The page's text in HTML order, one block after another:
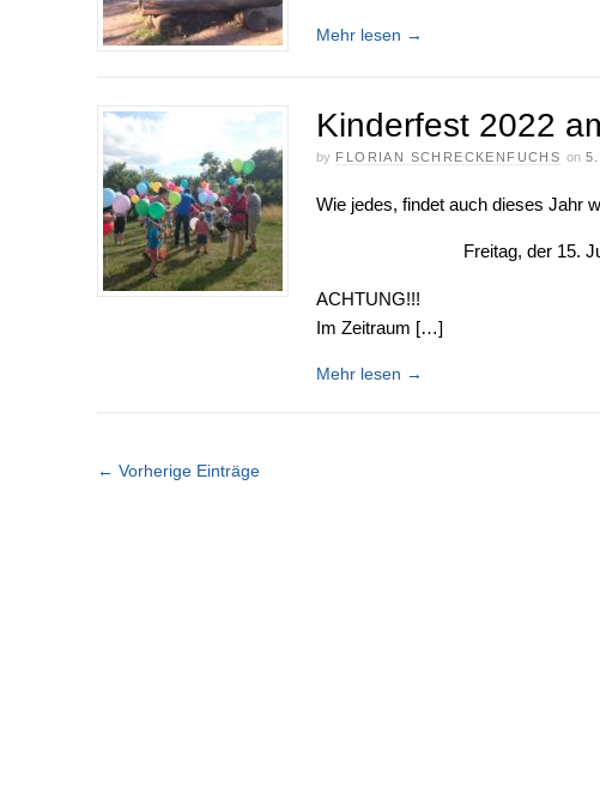
Mehr lesen →
Kinderfest 2022
by FLORIAN SCHRECKENFUCHS on
Wie jedes, findet auch dieses Jahr
Freitag, der 15.
ACHTUNG!!!
Im Zeitraum […]
Mehr lesen →
← Vorherige Einträge